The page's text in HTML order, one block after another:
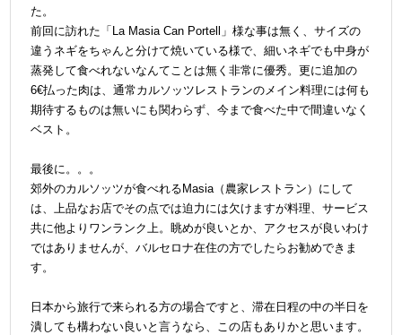
た。
前回に訪れた「La Masia Can Portell」様な事は無く、サイズの
違うネギをちゃんと分けて焼いている様で、細いネギでも中身が
蒸発して食べれないなんてことは無く非常に優秀。更に追加の
6€払った肉は、通常カルソッツレストランのメイン料理には何も
期待するものは無いにも関わらず、今まで食べた中で間違いなく
ベスト。
最後に。。。
郊外のカルソッツが食べれるMasia（農家レストラン）にして
は、上品なお店でその点では迫力には欠けますが料理、サービス
共に他よりワンランク上。眺めが良いとか、アクセスが良いわけ
ではありませんが、バルセロナ在住の方でしたらお勧めできま
す。
日本から旅行で来られる方の場合ですと、滞在日程の中の半日を
潰しても構わない良いと言うなら、この店もありかと思います。